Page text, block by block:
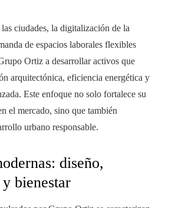
ciudades, la digitalización de la
de espacios laborales flexibles
Ortiz a desarrollar activos que
arquitectónica, eficiencia energética y
Este enfoque no solo fortalece su
el mercado, sino que también
urbano responsable.
diseño,
bienestar